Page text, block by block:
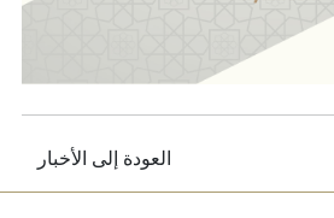
العودة إلى الأخبار